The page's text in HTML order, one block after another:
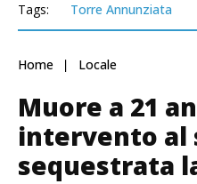
Tags: Torre Annunziata
Home Locale
Muore a 21
intervento al
sequestrata